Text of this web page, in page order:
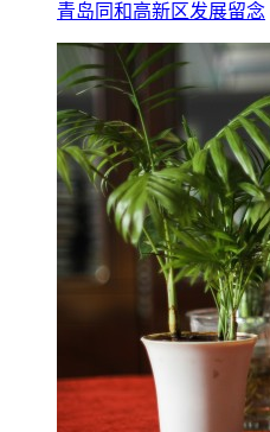
青岛同和高新区发展留念